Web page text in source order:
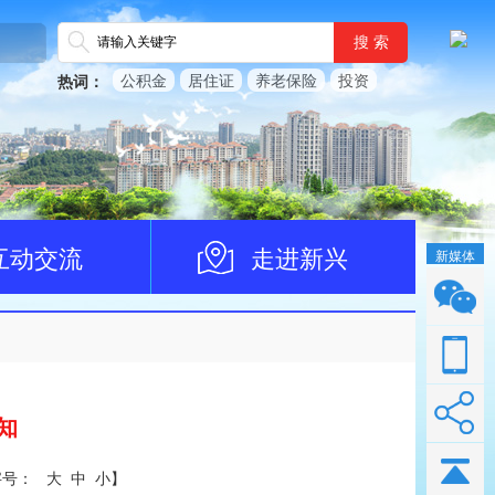
搜 索
热词： 公积金 居住证 养老保险 投资
动交流 走进新兴
： 大 中 小】
新媒体